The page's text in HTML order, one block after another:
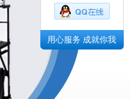
用心服务 成就你我